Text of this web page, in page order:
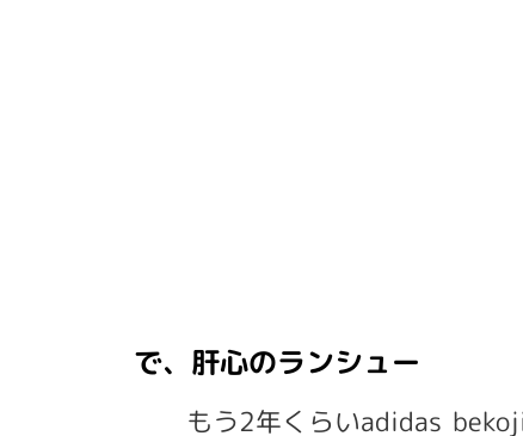
で、肝心のランシュー
もう2年くらいadidas